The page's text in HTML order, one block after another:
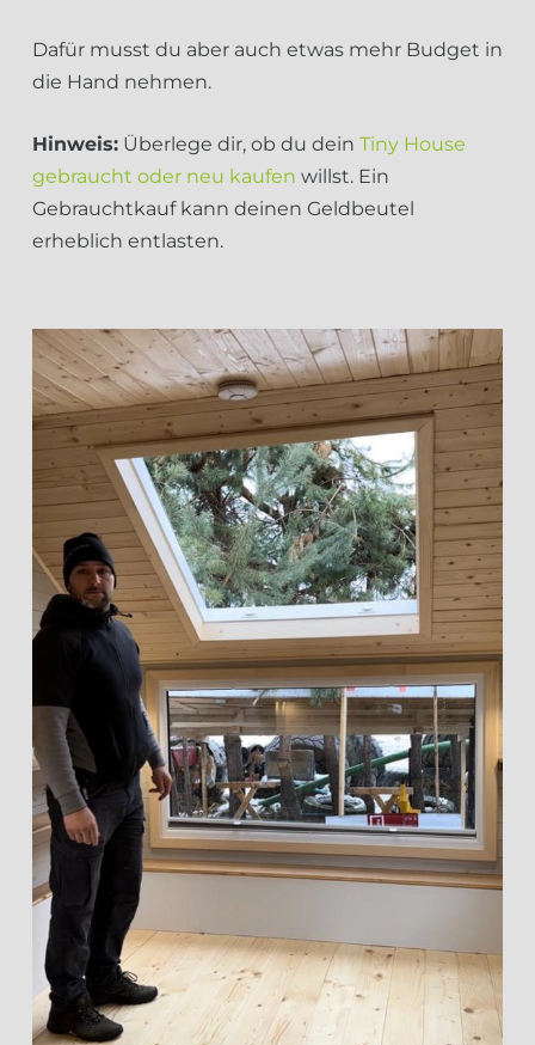
Dafür musst du aber auch etwas mehr Budget in
die Hand nehmen.
Hinweis: Überlege dir, ob du dein Tiny House
gebraucht oder neu kaufen willst. Ein
Gebrauchtkauf kann deinen Geldbeutel
erheblich entlasten.